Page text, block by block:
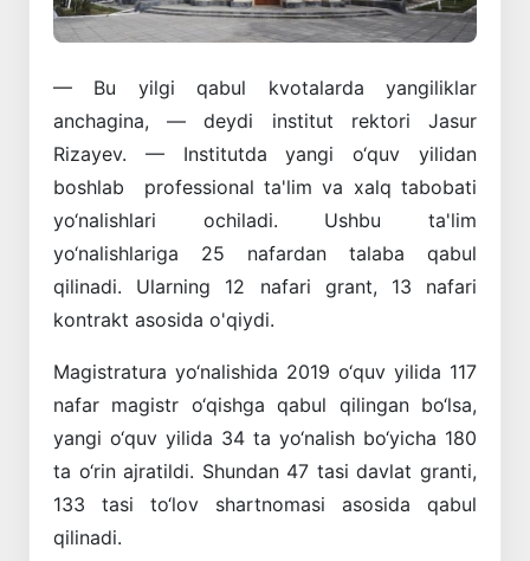
— Bu yilgi qabul kvotalarda yangiliklar
anchagina, — deydi institut rektori Jasur
Rizayev. — Institutda yangi o‘quv yilidan
boshlab professional ta'lim va xalq tabobati
yo‘nalishlari ochiladi. Ushbu ta'lim
yo‘nalishlariga 25 nafardan talaba qabul
qilinadi. Ularning 12 nafari grant, 13 nafari
kontrakt asosida o'qiydi.
Magistratura yo‘nalishida 2019 o‘quv yilida 117
nafar magistr o‘qishga qabul qilingan bo‘lsa,
yangi o‘quv yilida 34 ta yo‘nalish bo‘yicha 180
ta o‘rin ajratildi. Shundan 47 tasi davlat granti,
133 tasi to‘lov shartnomasi asosida qabul
qilinadi.